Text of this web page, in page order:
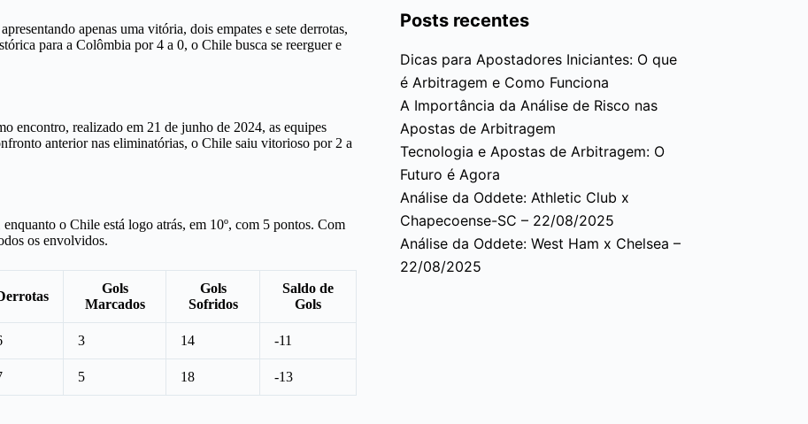
apenas uma vitória, dois empates e sete derrotas,
para a Colômbia por 4 a 0, o Chile busca se reerguer e
encontro, realizado em 21 de junho de 2024, as equipes
anterior nas eliminatórias, o Chile saiu vitorioso por 2 a
o Chile está logo atrás, em 10º, com 5 pontos. Com
os envolvidos.
Gols
Marcados
Gols
Sofridos
Saldo de
Gols
3 14 -11
5 18
-13
Posts recentes
Dicas para Apostadores Iniciantes: O que
é Arbitragem e Como Funciona
A Importância da Análise de Risco nas
Apostas de Arbitragem
Tecnologia e Apostas de Arbitragem: O
Futuro é Agora
Análise da Oddete: Athletic Club x
Chapecoense-SC – 22/08/2025
Análise da Oddete: West Ham x Chelsea –
22/08/2025